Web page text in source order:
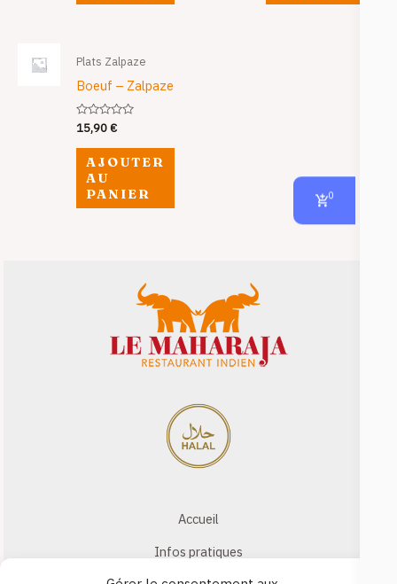
Plats Zalpaze
Boeuf – Zalpaze
Note
0
sur
15,90€
AJOUTER
AU
PANIER
Accueil
Infos pratiques
0